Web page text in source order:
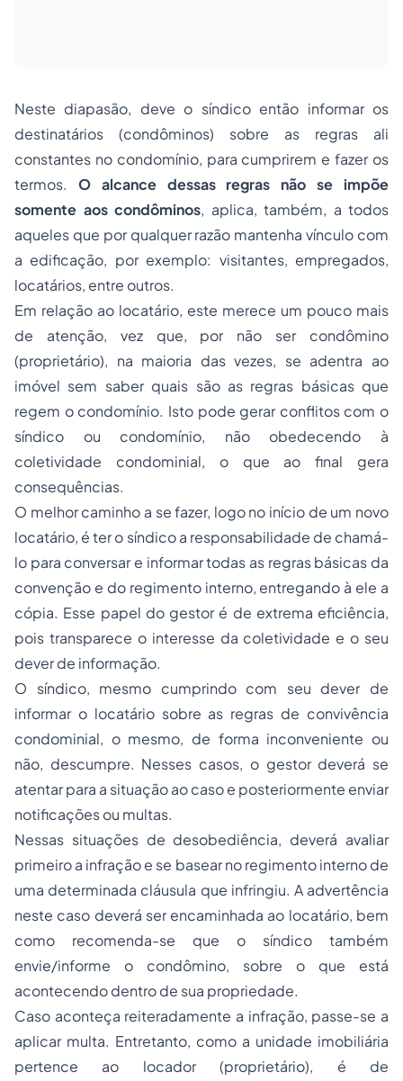
Neste diapasão, deve o síndico então informar os
destinatários (condôminos) sobre as regras ali
constantes no condomínio, para cumprirem e fazer os
termos. O alcance dessas regras não se impõe
somente aos condôminos, aplica, também, a todos
aqueles que por qualquer razão mantenha vínculo com
a edificação, por exemplo: visitantes, empregados,
locatários, entre outros.
Em relação ao locatário, este merece um pouco mais
de atenção, vez que, por não ser condômino
(proprietário), na maioria das vezes, se adentra ao
imóvel sem saber quais são as regras básicas que
regem o condomínio. Isto pode gerar conflitos com o
síndico ou condomínio, não obedecendo à
coletividade condominial, o que ao final gera
consequências.
O melhor caminho a se fazer, logo no início de um novo
locatário, é ter o síndico a responsabilidade de chamá-
lo para conversar e informar todas as regras básicas da
convenção e do regimento interno, entregando à ele a
cópia. Esse papel do gestor é de extrema eficiência,
pois transparece o interesse da coletividade e o seu
dever de informação.
O síndico, mesmo cumprindo com seu dever de
informar o locatário sobre as regras de convivência
condominial, o mesmo, de forma inconveniente ou
não, descumpre. Nesses casos, o gestor deverá se
atentar para a situação ao caso e posteriormente enviar
notificações ou multas.
Nessas situações de desobediência, deverá avaliar
primeiro a infração e se basear no regimento interno de
uma determinada cláusula que infringiu. A advertência
neste caso deverá ser encaminhada ao locatário, bem
como recomenda-se que o síndico também
envie/informe o condômino, sobre o que está
acontecendo dentro de sua propriedade.
Caso aconteça reiteradamente a infração, passe-se a
aplicar multa. Entretanto, como a unidade imobiliária
pertence ao locador (proprietário), é de